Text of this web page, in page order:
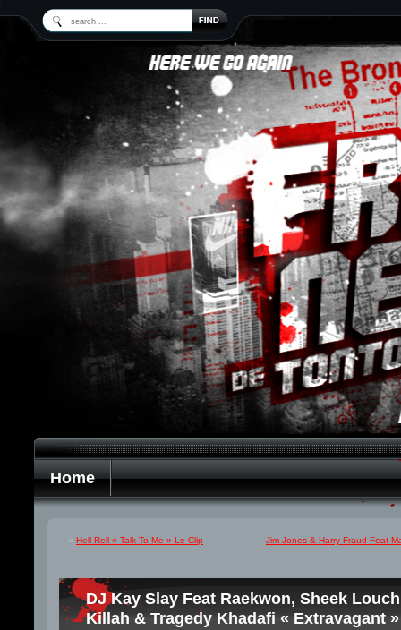
Home
« Hell Rell « Talk To Me » Le Clip Jim Jones & Harry Fraud Feat
DJ Kay Slay Feat Raekwon, Sheek
Killah & Tragedy Khadafi « Extravagant